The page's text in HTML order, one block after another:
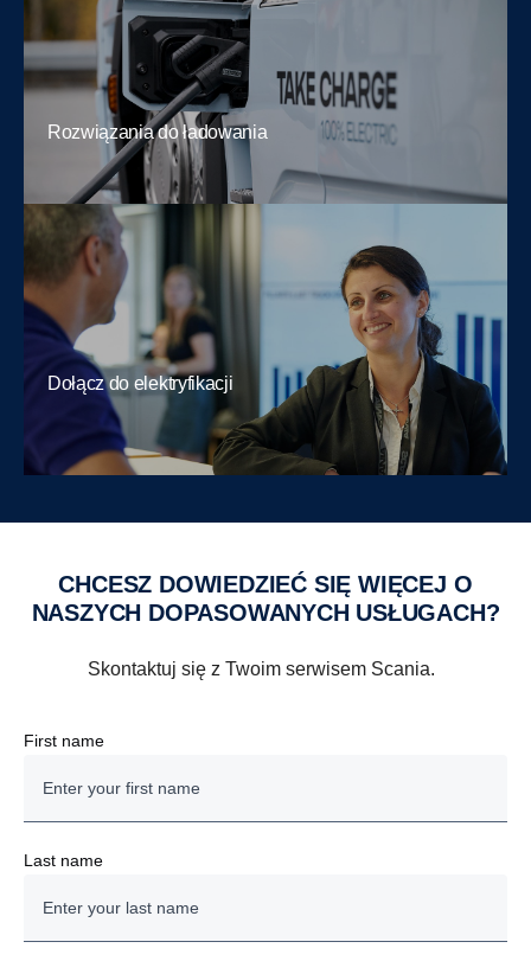
Rozwiązania do ładowania
Dołącz do elektryfikacji
CHCESZ DOWIEDZIEĆ SIĘ WIĘCEJ O
NASZYCH DOPASOWANYCH USŁUGACH?
Skontaktuj się z Twoim serwisem Scania.
First name
Last name